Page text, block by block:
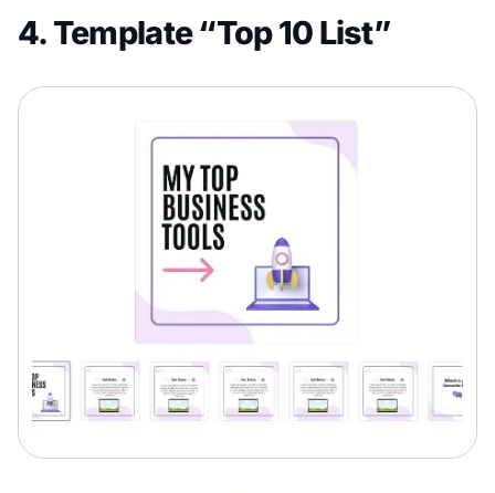
4. Template “Top 10 List”